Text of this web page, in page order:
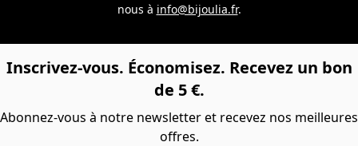
nous à info@bijoulia.fr.
Inscrivez-vous. Économisez. Recevez un bon
de 5 €.
Abonnez-vous à notre newsletter et recevez nos meilleures
offres.